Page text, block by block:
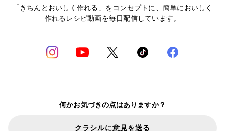
「きちんとおいしく作れる」をコンセプトに、簡単においしく
作れるレシピ動画を毎日配信しています。
何かお気づきの点はありますか？
クラシルに意見を送る